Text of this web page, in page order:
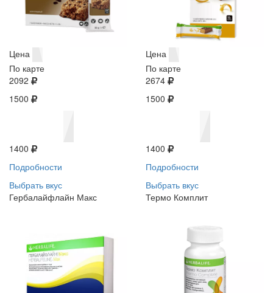
Цена
По карте
2092
1500
1400
Подробности
Выбрать вкус
Цена
По карте
2674
1500
1400
Подробности
Выбрать вкус
Гербалайфлайн Макс
Термо Комплит